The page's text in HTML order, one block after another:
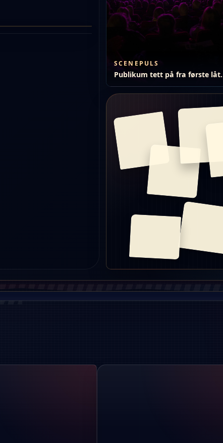
SCENEPULS
Publikum tett på fra første låt.